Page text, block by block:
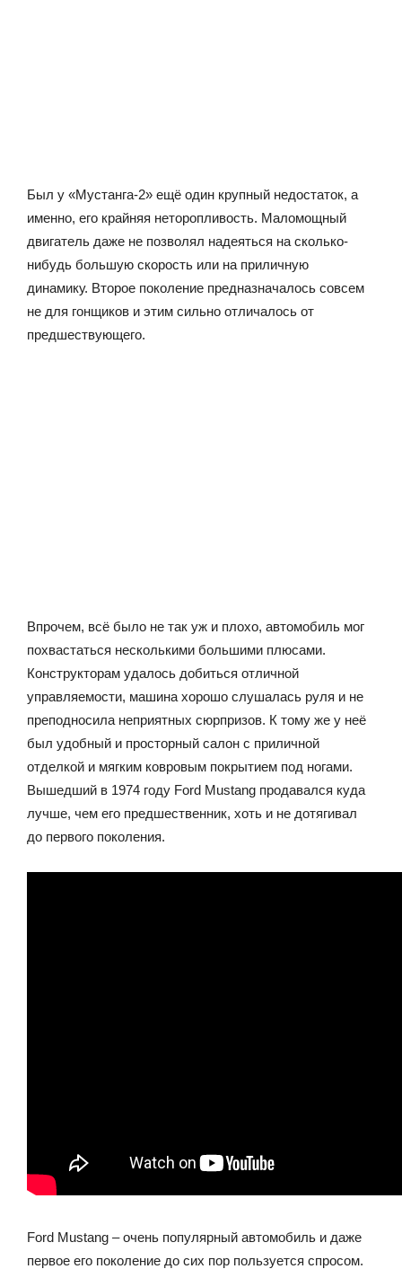
Был у «Мустанга-2» ещё один крупный недостаток, а
именно, его крайняя неторопливость. Маломощный
двигатель даже не позволял надеяться на сколько-
нибудь большую скорость или на приличную
динамику. Второе поколение предназначалось совсем
не для гонщиков и этим сильно отличалось от
предшествующего.
Впрочем, всё было не так уж и плохо, автомобиль мог
похвастаться несколькими большими плюсами.
Конструкторам удалось добиться отличной
управляемости, машина хорошо слушалась руля и не
преподносила неприятных сюрпризов. К тому же у неё
был удобный и просторный салон с приличной
отделкой и мягким ковровым покрытием под ногами.
Вышедший в 1974 году Ford Mustang продавался куда
лучше, чем его предшественник, хоть и не дотягивал
до первого поколения.
Ford Mustang – очень популярный автомобиль и даже
первое его поколение до сих пор пользуется спросом.